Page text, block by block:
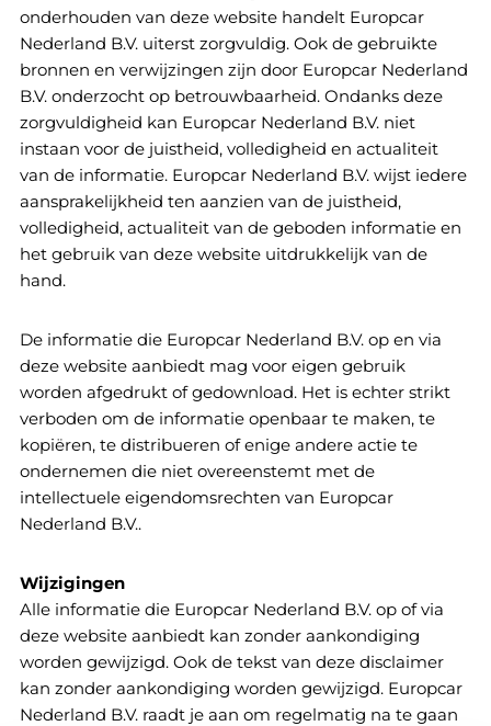
onderhouden van deze website handelt Europcar
Nederland B.V. uiterst zorgvuldig. Ook de gebruikte
bronnen en verwijzingen zijn door Europcar Nederland
B.V. onderzocht op betrouwbaarheid. Ondanks deze
zorgvuldigheid kan Europcar Nederland B.V. niet
instaan voor de juistheid, volledigheid en actualiteit
van de informatie. Europcar Nederland B.V. wijst iedere
aansprakelijkheid ten aanzien van de juistheid,
volledigheid, actualiteit van de geboden informatie en
het gebruik van deze website uitdrukkelijk van de
hand.
De informatie die Europcar Nederland B.V. op en via
deze website aanbiedt mag voor eigen gebruik
worden afgedrukt of gedownload. Het is echter strikt
verboden om de informatie openbaar te maken, te
kopiëren, te distribueren of enige andere actie te
ondernemen die niet overeenstemt met de
intellectuele eigendomsrechten van Europcar
Nederland B.V..
Wijzigingen
Alle informatie die Europcar Nederland B.V. op of via
deze website aanbiedt kan zonder aankondiging
worden gewijzigd. Ook de tekst van deze disclaimer
kan zonder aankondiging worden gewijzigd. Europcar
Nederland B.V. raadt je aan om regelmatig na te gaan